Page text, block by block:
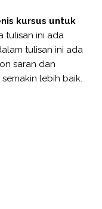
kursus untuk
tulisan ini ada
tulisan ini ada
saran dan
lebih baik.